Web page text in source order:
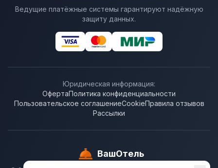
Ведущие платёжные системы гарантируют надёжную
защиту данных.
Юридическая информация:
ОфертаПолитика конфиденциальности
Пользовательское соглашениеCookieПравила отзывов
Рассылки
ВашОтель